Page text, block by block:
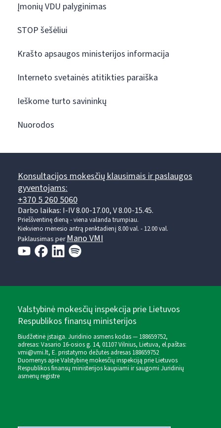
Įmonių VDU palyginimas
STOP šešėliui
Krašto apsaugos ministerijos informacija
Interneto svetainės atitikties paraiška
Ieškome turto savininkų
Nuorodos
Konsultacijos mokesčių klausimais ir paslaugos
gyventojams:
+370 5 260 5060
Darbo laikas: I-IV 8.00-17.00, V 8.00-15.45.
Prieššventinę dieną - viena valanda trumpiau.
Kiekvieno mėnesio antrą penktadienį 8.00 val. - 12.00 val.
Paklausimas perMano VMI
Valstybinė mokesčių inspekcija prie Lietuvos
Respublikos finansų ministerijos
Biudžetinė įstaiga. Juridinio asmens kodas — 188659752,
adresas: Vasario 16-osios g. 14, 01107 Vilnius, Lietuva, el.paštas:
vmi@vmi.lt, E. pristatymo dėžutės adresas 188659752
Duomenys apie Valstybinę mokesčių inspekciją prie Lietuvos
Respublikos finansų ministerijos kaupiami ir saugomi Juridinių
asmenų registre